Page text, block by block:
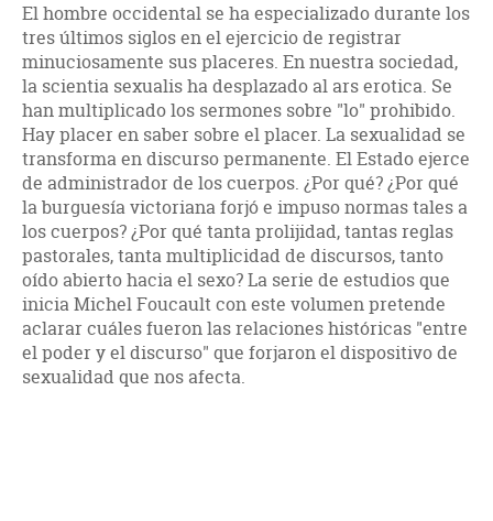
El hombre occidental se ha especializado durante los
tres últimos siglos en el ejercicio de registrar
minuciosamente sus placeres. En nuestra sociedad,
la scientia sexualis ha desplazado al ars erotica. Se
han multiplicado los sermones sobre "lo" prohibido.
Hay placer en saber sobre el placer. La sexualidad se
transforma en discurso permanente. El Estado ejerce
de administrador de los cuerpos. ¿Por qué? ¿Por qué
la burguesía victoriana forjó e impuso normas tales a
los cuerpos? ¿Por qué tanta prolijidad, tantas reglas
pastorales, tanta multiplicidad de discursos, tanto
oído abierto hacia el sexo? La serie de estudios que
inicia Michel Foucault con este volumen pretende
aclarar cuáles fueron las relaciones históricas "entre
el poder y el discurso" que forjaron el dispositivo de
sexualidad que nos afecta.